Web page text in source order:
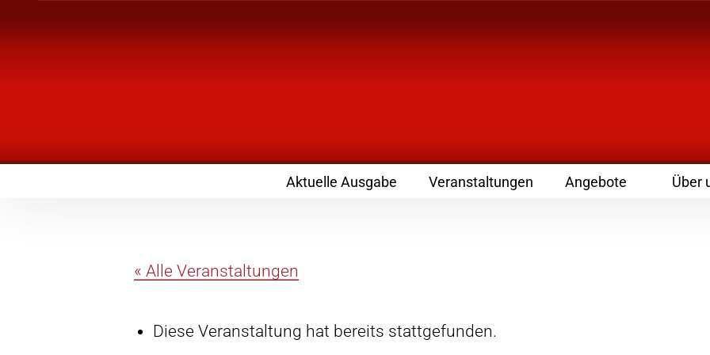
Landknirpse – Die Zeitschrift für Leute
Aktuelle Ausgabe Veranstaltungen Angebote Über
« Alle Veranstaltungen
Diese Veranstaltung hat bereits stattgefunden.